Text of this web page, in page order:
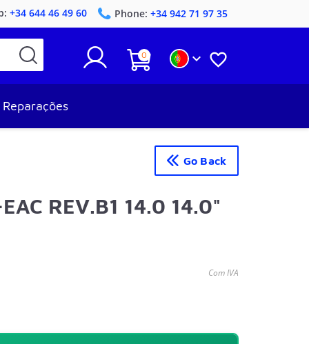
+34 644 46 49 60 Phone: +34 942 71 97 35
0  
Reparações
Go Back
REV.B1 14.0 14.0"
Com IVA